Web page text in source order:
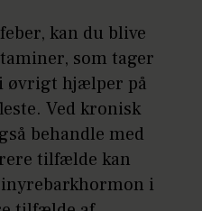
kan du blive
som tager
øvrigt hjælper på
Ved kronisk
behandle med
tilfælde kan
i